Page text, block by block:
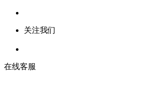
关注我们
在线客服